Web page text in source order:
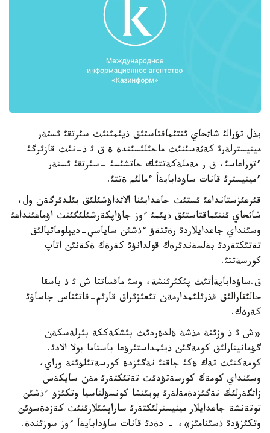
بذل تؤرالئ شاثحاي ئنتئماقتاستئق ذيئمئنئث سئرتقئ ئستةر
مينيسترلةرئ كةثةسئنئث ماجئلئسئندة ة ق ئ ذ-نئث قازئرگئ
ءتوراعاسئ، ق ر مةملةكةتتئك حاتشئسئ -سئرتقئ ئستةر
ءمينيسترئ قانات ساؤدابايةأ ءمالئم ةتتئ.
قئرعئزستانداعئ ئستئث جاعدايئنا الاثداؤشئلئق بئلدئرگةن ول،
شاثحاي ئنتئماقتاستئق ذيئمئ ءوز جاؤاپكةرشئلئگئنث اؤماعئنداعئ
وسئنداي جاعدايلاردئ رةتتةؤ ءذشئن ساياسي-ديپلوماتيالئق
تةتئكتةردئ بةلسةندئرةك قولدانؤئ كةرةك ةكةنئن اتاپ
كورسةتتئ.
ق.ساؤدابايةأتئث پئكئرئنشة، وسئ ماقساتتا ش ئ ذ باسقا
حالئقارالئق قذرئلئمدارمةن تئعئزئراق قارئم-قاتئناس جاساؤئ
كةرةك.
«ش ئ ذ وزئنة مذشة ةلدةردئث بئشكةككة بئرلةسكةن
گؤمانيتارلئق كومةگئن ذيئمداستئرؤعا باستاما بولا الادئ.
كومةكتئث تةك ةكئ جاقتئ نةگئزدة كورسةتئلؤئنة وراي،
وسئنداي كومةك كورسةتؤدئث تةتئكتةرئ مةن سايكةس
زاثگةرلئك نةگئزدةمةلةرئ بويئنشا كونسؤلتاسيا وتكئزؤ ءذشئن
توتةنشة جاعدايلار مينيسترلئكتةرئ ساراپشئلارئنئث كةزدةسؤئن
وتكئزؤدئ ذسئنامئز»، - دةدئ قانات ساؤدابايةأ ءوز سوزئندة.